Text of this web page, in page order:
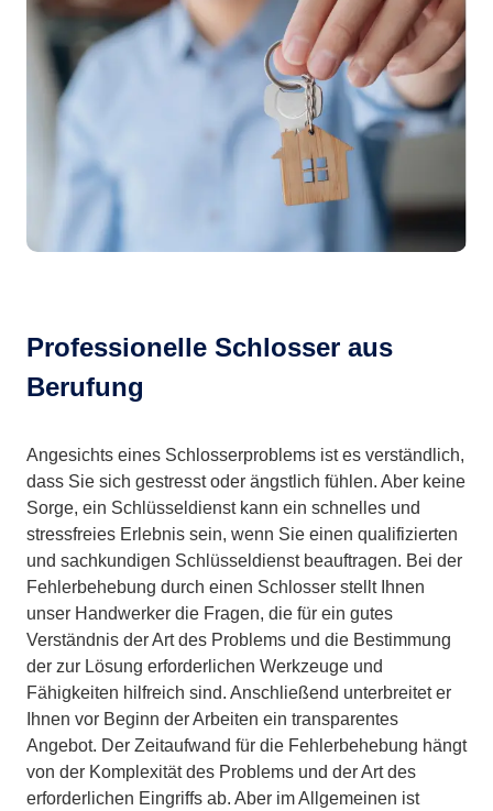
Professionelle Schlosser aus
Berufung
Angesichts eines Schlosserproblems ist es verständlich,
dass Sie sich gestresst oder ängstlich fühlen. Aber keine
Sorge, ein Schlüsseldienst kann ein schnelles und
stressfreies Erlebnis sein, wenn Sie einen qualifizierten
und sachkundigen Schlüsseldienst beauftragen. Bei der
Fehlerbehebung durch einen Schlosser stellt Ihnen
unser Handwerker die Fragen, die für ein gutes
Verständnis der Art des Problems und die Bestimmung
der zur Lösung erforderlichen Werkzeuge und
Fähigkeiten hilfreich sind. Anschließend unterbreitet er
Ihnen vor Beginn der Arbeiten ein transparentes
Angebot. Der Zeitaufwand für die Fehlerbehebung hängt
von der Komplexität des Problems und der Art des
erforderlichen Eingriffs ab. Aber im Allgemeinen ist